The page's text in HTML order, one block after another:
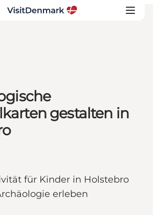
gestalten in
für Kinder in Holstebro
erleben